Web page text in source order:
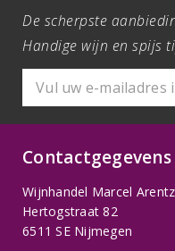
De scherpste
Handige wijn en spijs
Contactgegevens
Wijnhandel Marcel Arentz
Hertogstraat 82
6511 SE Nijmegen